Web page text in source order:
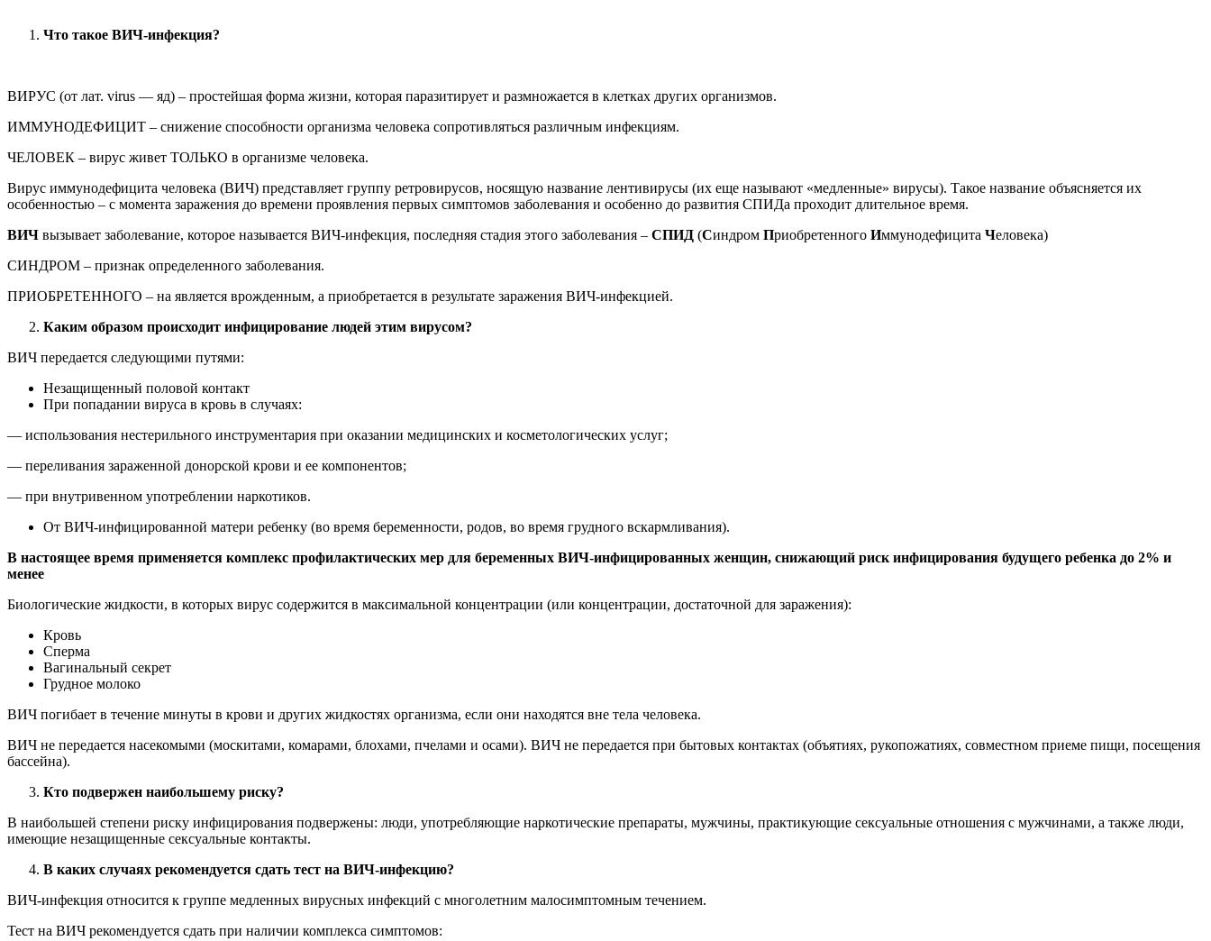
Что такое ВИЧ-инфекция?
ВИРУС (от лат. virus — яд) – простейшая форма жизни, которая паразитирует и размножается в клетках других организмов.
ИММУНОДЕФИЦИТ – снижение способности организма человека сопротивляться различным инфекциям.
ЧЕЛОВЕК – вирус живет ТОЛЬКО в организме человека.
Вирус иммунодефицита человека (ВИЧ) представляет группу ретровирусов, носящую название лентивирусы (их еще называют «медленные» вирусы). Такое название объясняется их
особенностью – с момента заражения до времени проявления первых симптомов заболевания и особенно до развития СПИДа проходит длительное время.
ВИЧ вызывает заболевание, которое называется ВИЧ-инфекция, последняя стадия этого заболевания – СПИД (Синдром Приобретенного Иммунодефицита Человека)
СИНДРОМ – признак определенного заболевания.
ПРИОБРЕТЕННОГО – на является врожденным, а приобретается в результате заражения ВИЧ-инфекцией.
Каким образом происходит инфицирование людей этим вирусом?
ВИЧ передается следующими путями:
Незащищенный половой контакт
При попадании вируса в кровь в случаях:
— использования нестерильного инструментария при оказании медицинских и косметологических услуг;
— переливания зараженной донорской крови и ее компонентов;
— при внутривенном употреблении наркотиков.
От ВИЧ-инфицированной матери ребенку (во время беременности, родов, во время грудного вскармливания).
В настоящее время применяется комплекс профилактических мер для беременных ВИЧ-инфицированных женщин, снижающий риск инфицирования будущего ребенка до 2% и
менее
Биологические жидкости, в которых вирус содержится в максимальной концентрации (или концентрации, достаточной для заражения):
Кровь
Сперма
Вагинальный секрет
Грудное молоко
ВИЧ погибает в течение минуты в крови и других жидкостях организма, если они находятся вне тела человека.
ВИЧ не передается насекомыми (москитами, комарами, блохами, пчелами и осами). ВИЧ не передается при бытовых контактах (объятиях, рукопожатиях, совместном приеме пищи, посещения
бассейна).
Кто подвержен наибольшему риску?
В наибольшей степени риску инфицирования подвержены: люди, употребляющие наркотические препараты, мужчины, практикующие сексуальные отношения с мужчинами, а также люди,
имеющие незащищенные сексуальные контакты.
В каких случаях рекомендуется сдать тест на ВИЧ-инфекцию?
ВИЧ-инфекция относится к группе медленных вирусных инфекций с многолетним малосимптомным течением.
Тест на ВИЧ рекомендуется сдать при наличии комплекса симптомов: